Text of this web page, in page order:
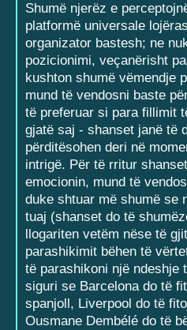
Shumë njerëz e
platformë universale
organizator bastesh; ne
pozicionimi, veçanërisht
kushton shumë vëmendje
mund të vendosni baste
të preferuar si para fillimit
gjatë saj - shanset janë të
përditësohen deri në
intrigë. Për të rritur
emocionin, mund të
duke shtuar më shumë se
tuaj (shanset do të
llogariten vetëm nëse të
parashikimit bëhen të
të parashikoni një ndeshje
siguri se Barcelona do të
spanjoll, Liverpool do të
Ousmane Dembélé do të